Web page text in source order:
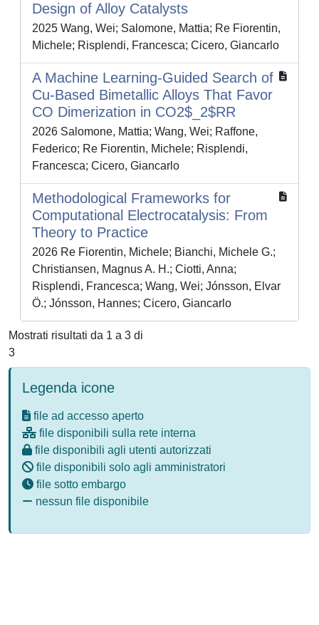
Design of Alloy Catalysts
2025 Wang, Wei; Salomone, Mattia; Re Fiorentin,
Michele; Risplendi, Francesca; Cicero, Giancarlo
A Machine Learning‐Guided Search of
Cu‐Based Bimetallic Alloys That Favor
CO Dimerization in CO2$_2$RR
2026 Salomone, Mattia; Wang, Wei; Raffone,
Federico; Re Fiorentin, Michele; Risplendi,
Francesca; Cicero, Giancarlo
Methodological Frameworks for
Computational Electrocatalysis: From
Theory to Practice
2026 Re Fiorentin, Michele; Bianchi, Michele G.;
Christiansen, Magnus A. H.; Ciotti, Anna;
Risplendi, Francesca; Wang, Wei; Jónsson, Elvar
Ö.; Jónsson, Hannes; Cicero, Giancarlo
Mostrati risultati da 1 a 3 di
3
Legenda icone
file ad accesso aperto
file disponibili sulla rete interna
file disponibili agli utenti autorizzati
file disponibili solo agli amministratori
file sotto embargo
nessun file disponibile